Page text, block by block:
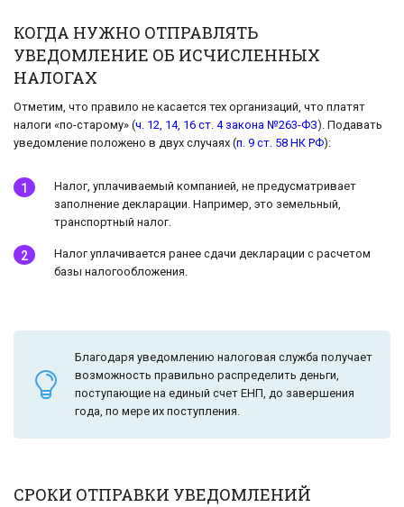
КОГДА НУЖНО ОТПРАВЛЯТЬ
УВЕДОМЛЕНИЕ ОБ ИСЧИСЛЕННЫХ
НАЛОГАХ
Отметим, что правило не касается тех организаций, что платят
налоги «по-старому» (ч. 12, 14, 16 ст. 4 закона №263-ФЗ). Подавать
уведомление положено в двух случаях (п. 9 ст. 58 НК РФ):
Налог, уплачиваемый компанией, не предусматривает
заполнение декларации. Например, это земельный,
транспортный налог.
Налог уплачивается ранее сдачи декларации с расчетом
базы налогообложения.
Благодаря уведомлению налоговая служба получает
возможность правильно распределить деньги,
поступающие на единый счет ЕНП, до завершения
года, по мере их поступления.
СРОКИ ОТПРАВКИ УВЕДОМЛЕНИЙ